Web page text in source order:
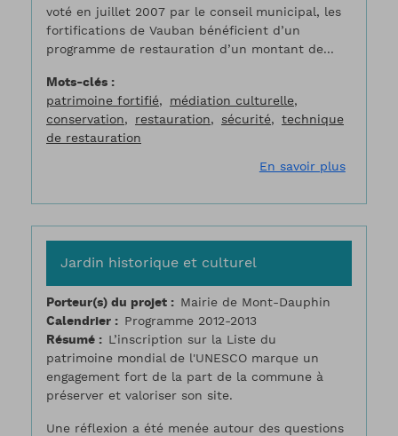
voté en juillet 2007 par le conseil municipal, les
fortifications de Vauban bénéficient d’un
programme de restauration d’un montant de...
Mots-clés
patrimoine fortifié
médiation culturelle
conservation
restauration sécurité
technique
de restauration
En savoir plussur
Jardin historique et culturel
Porteur(s) du projet
Mairie de Mont-Dauphin
Calendrier
Programme 2012-2013
Résumé
L’inscription sur la Liste du
patrimoine mondial de l'UNESCO marque un
engagement fort de la part de la commune à
préserver et valoriser son site.
Une réflexion a été menée autour des questions